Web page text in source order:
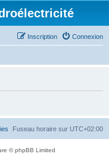
Connexion
Inscription
Fuseau horaire sur UTC+02:00
© phpBB Limited